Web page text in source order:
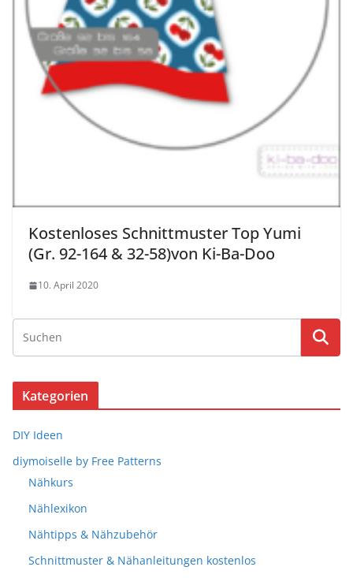
Kostenloses Schnittmuster Top Yumi
(Gr. 92-164 & 32-58)von Ki-Ba-Doo
10. April 2020
Kategorien
DIY Ideen
diymoiselle by Free Patterns
Nähkurs
Nählexikon
Nähtipps & Nähzubehör
Schnittmuster & Nähanleitungen kostenlos